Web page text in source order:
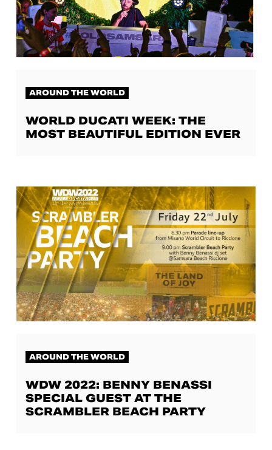
AROUND THE WORLD
WORLD DUCATI WEEK: THE
MOST BEAUTIFUL EDITION EVER
AROUND THE WORLD
WDW 2022: BENNY BENASSI
SPECIAL GUEST AT THE
SCRAMBLER BEACH PARTY